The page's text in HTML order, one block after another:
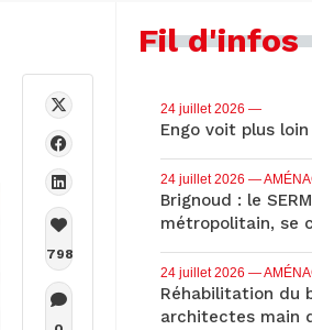
798
Fil d'infos
24 juillet 2026 —
Engo voit plus
24 juillet 2026 —
Brignoud : le
métropolitain, se
24 juillet 2026 —
Réhabilitation du
architectes main